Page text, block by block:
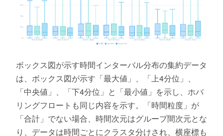
ボックス図が示す時間インターバル分布の集約データ
は、ボックス図が示す「最大値」、「上4分位」、
「中央値」、「下4分位」と「最小値」を示し、ホバ
リングフロートも同じ内容を示す。「時間粒度」が
「合計」でない場合、時間次元はグループ間次元とな
り、データは時間ごとにクラスタ分けされ、横座標も